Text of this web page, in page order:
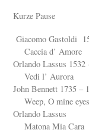
Kurze Pause
Giacomo Gastoldi
Caccia d’ Amore
Orlando Lassus 1532
Vedi l’ Aurora
John Bennett 1735 –
Weep, O mine eyes
Orlando Lassus
Matona Mia Cara